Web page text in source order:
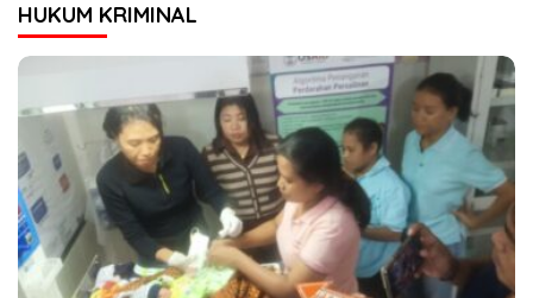
HUKUM KRIMINAL